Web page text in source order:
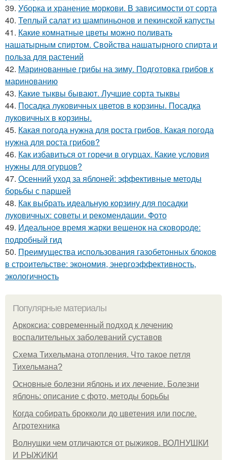
39. Уборка и хранение моркови. В зависимости от сорта
40. Теплый салат из шампиньонов и пекинской капусты
41. Какие комнатные цветы можно поливать
нашатырным спиртом. Свойства нашатырного спирта и
польза для растений
42. Маринованные грибы на зиму. Подготовка грибов к
маринованию
43. Какие тыквы бывают. Лучшие сорта тыквы
44. Посадка луковичных цветов в корзины. Посадка
луковичных в корзины.
45. Какая погода нужна для роста грибов. Какая погода
нужна для роста грибов?
46. Как избавиться от горечи в огурцах. Какие условия
нужны для огурцов?
47. Осенний уход за яблоней: эффективные методы
борьбы с паршей
48. Как выбрать идеальную корзину для посадки
луковичных: советы и рекомендации. Фото
49. Идеальное время жарки вешенок на сковороде:
подробный гид
50. Преимущества использования газобетонных блоков
в строительстве: экономия, энергоэффективность,
экологичность
Популярные материалы
Аркоксиа: современный подход к лечению
воспалительных заболеваний суставов
Схема Тихельмана отопления. Что такое петля
Тихельмана?
Основные болезни яблонь и их лечение. Болезни
яблонь: описание с фото, методы борьбы
Когда собирать брокколи до цветения или после.
Агротехника
Волнушки чем отличаются от рыжиков. ВОЛНУШКИ
И РЫЖИКИ